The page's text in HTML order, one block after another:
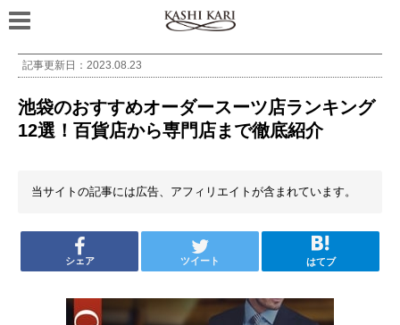
記事更新日： 2023.08.23
池袋のおすすめオーダースーツ店ランキング
12選！百貨店から専門店まで徹底紹介
当サイトの記事には広告、アフィリエイトが含まれています。
シェア ツイート はてブ